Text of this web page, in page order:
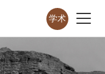
学术